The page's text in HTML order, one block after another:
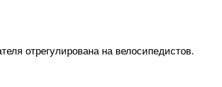
отрегулирована на велосипедистов.